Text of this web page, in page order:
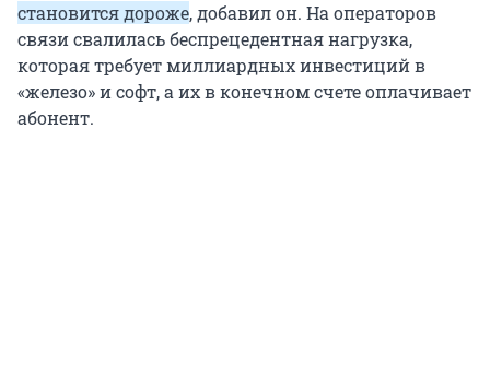
становится дороже, добавил он. На операторов
связи свалилась беспрецедентная нагрузка,
которая требует миллиардных инвестиций в
«железо» и софт, а их в конечном счете оплачивает
абонент.